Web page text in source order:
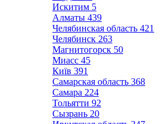
Искитим 5
Алматы 439
Челябинская область 421
Челябинск 263
Магнитогорск 50
Миасс 45
Київ 391
Самарская область 368
Самара 224
Тольятти 92
Сызрань 20